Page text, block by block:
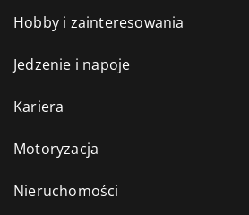
Hobby i zainteresowania
Jedzenie i napoje
Kariera
Motoryzacja
Nieruchomości